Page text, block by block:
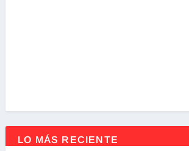
LO MÁS RECIENTE